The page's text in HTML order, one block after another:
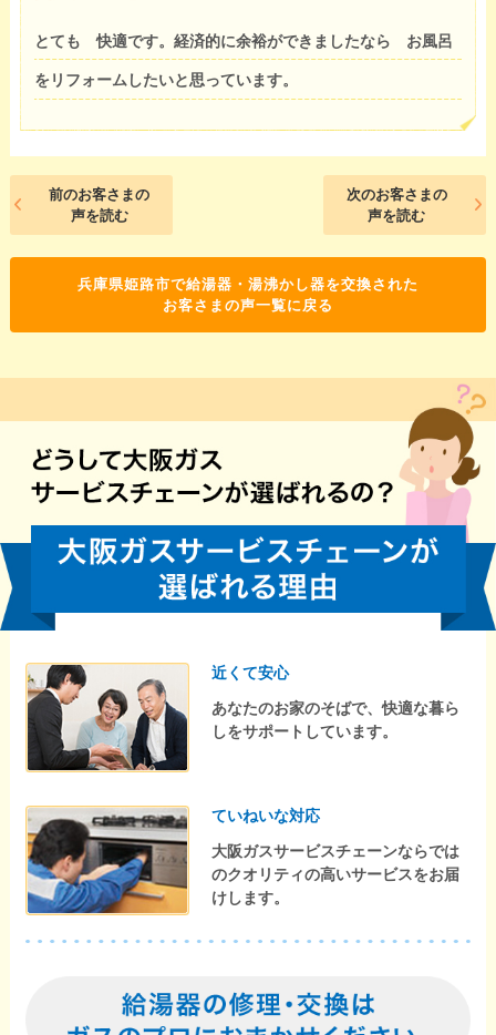
とても 快適です。経済的に余裕ができましたなら お風呂
をリフォームしたいと思っています。
前のお客さまの
声を読む
次のお客さまの
声を読む
兵庫県姫路市で給湯器・湯沸かし器を交換された
お客さまの声一覧に戻る
近くて安心
あなたのお家のそばで、快適な暮ら
しをサポートしています。
ていねいな対応
大阪ガスサービスチェーンならでは
のクオリティの高いサービスをお届
けします。